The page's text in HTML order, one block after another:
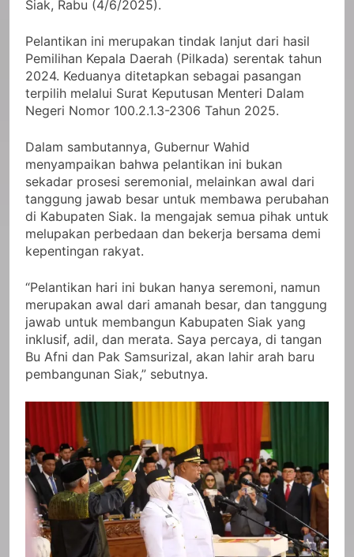
Siak, Rabu (4/6/2025).
Pelantikan ini merupakan tindak lanjut dari hasil
Pemilihan Kepala Daerah (Pilkada) serentak tahun
2024. Keduanya ditetapkan sebagai pasangan
terpilih melalui Surat Keputusan Menteri Dalam
Negeri Nomor 100.2.1.3-2306 Tahun 2025.
Dalam sambutannya, Gubernur Wahid
menyampaikan bahwa pelantikan ini bukan
sekadar prosesi seremonial, melainkan awal dari
tanggung jawab besar untuk membawa perubahan
di Kabupaten Siak. Ia mengajak semua pihak untuk
melupakan perbedaan dan bekerja bersama demi
kepentingan rakyat.
“Pelantikan hari ini bukan hanya seremoni, namun
merupakan awal dari amanah besar, dan tanggung
jawab untuk membangun Kabupaten Siak yang
inklusif, adil, dan merata. Saya percaya, di tangan
Bu Afni dan Pak Samsurizal, akan lahir arah baru
pembangunan Siak,” sebutnya.